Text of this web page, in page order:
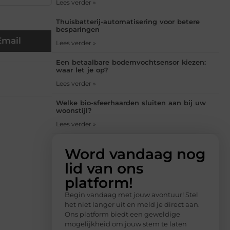
Lees verder »
Thuisbatterij-automatisering voor betere
besparingen
Lees verder »
Een betaalbare bodemvochtsensor kiezen:
waar let je op?
Lees verder »
Welke bio-sfeerhaarden sluiten aan bij uw
woonstijl?
Lees verder »
Word vandaag nog
lid van ons
platform!
Begin vandaag met jouw avontuur! Stel
het niet langer uit en meld je direct aan.
Ons platform biedt een geweldige
mogelijkheid om jouw stem te laten